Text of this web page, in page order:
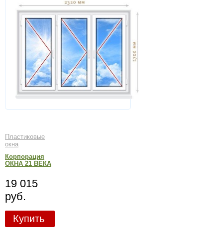
Пластиковые
окна
Корпорация
ОКНА 21 ВЕКА
19 015
руб.
Купить